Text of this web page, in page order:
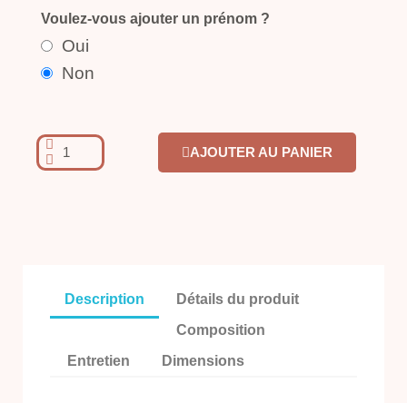
Voulez-vous ajouter un prénom ?
Oui
Non
AJOUTER AU PANIER
Description
Détails du produit
Composition
Entretien
Dimensions